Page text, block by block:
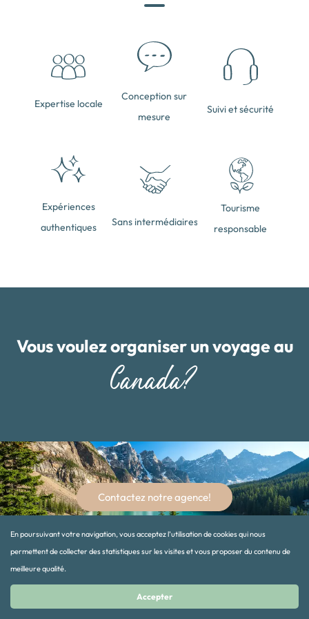
Expertise locale
Conception sur
mesure
Suivi et sécurité
Expériences
authentiques
Sans intermédiaires
Tourisme
responsable
Vous voulez organiser un voyage au
Canada?
Contactez notre agence!
En poursuivant votre navigation, vous acceptez l’utilisation de cookies qui nous
permettent de collecter des statistiques sur les visites et vous proposer du contenu de
meilleure qualité.
Accepter